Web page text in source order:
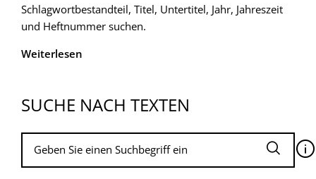
Schlagwortbestandteil, Titel, Untertitel, Jahr, Jahreszeit
und Heftnummer suchen.
Weiterlesen
SUCHE NACH TEXTEN
🛈